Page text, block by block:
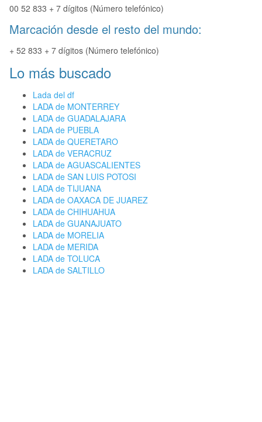
00 52 833 + 7 dígitos (Número telefónico)
Marcación desde el resto del mundo:
+ 52 833 + 7 dígitos (Número telefónico)
Lo más buscado
Lada del df
LADA de MONTERREY
LADA de GUADALAJARA
LADA de PUEBLA
LADA de QUERETARO
LADA de VERACRUZ
LADA de AGUASCALIENTES
LADA de SAN LUIS POTOSI
LADA de TIJUANA
LADA de OAXACA DE JUAREZ
LADA de CHIHUAHUA
LADA de GUANAJUATO
LADA de MORELIA
LADA de MERIDA
LADA de TOLUCA
LADA de SALTILLO